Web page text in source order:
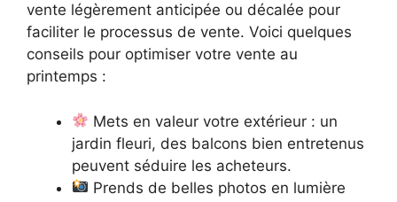
vente légèrement anticipée ou décalée pour
faciliter le processus de vente. Voici quelques
conseils pour optimiser votre vente au
printemps :
Mets en valeur votre extérieur : un
jardin fleuri, des balcons bien entretenus
peuvent séduire les acheteurs.
Prends de belles photos en lumière